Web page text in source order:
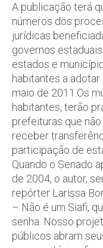
A publicação terá
números dos
jurídicas
governos
estados e
habitantes a
maio de 2011.Os
habitantes, terão
prefeituras que
receber
participação de
Quando o Senado
de 2004, o autor,
repórter Larissa
– Não é um Siafi,
senha. Nosso
públicos abram